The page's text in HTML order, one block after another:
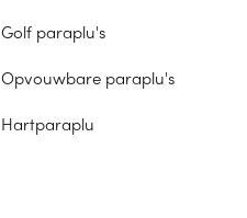
Golf paraplu's
Opvouwbare paraplu's
Hartparaplu